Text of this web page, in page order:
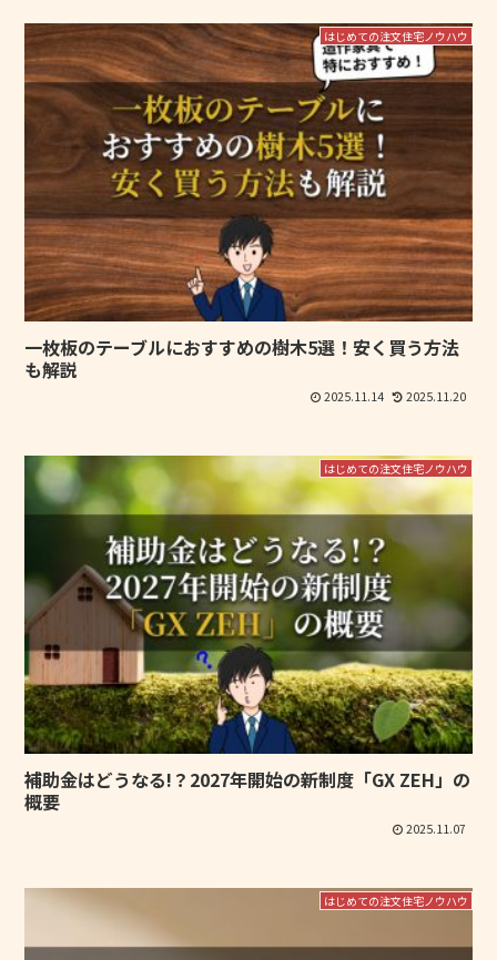
はじめての注文住宅ノウハウ
一枚板のテーブルにおすすめの樹木5選！安く買う方法
も解説
2025.11.14 2025.11.20
はじめての注文住宅ノウハウ
補助金はどうなる!？2027年開始の新制度「GX ZEH」の
概要
2025.11.07
はじめての注文住宅ノウハウ